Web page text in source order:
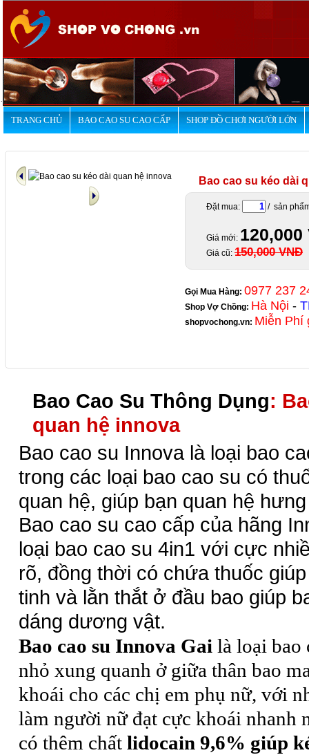
TRANG CHỦ BAO CAO SU CAO CẤP SHOP ĐỒ CHƠI NGƯỜI LỚN
Bao cao su kéo dài
Đặt mua: / sản
Giá mới: 120,000
Giá cũ: 150,000 VNĐ
Gọi Mua Hàng: 0977 237
Shop Vợ Chồng: Hà Nội -
shopvochong.vn: Miễn Phí
Bao Cao Su Thông Dụng:
quan hệ innova
Bao cao su Innova là loại bao
trong các loại bao cao su có
quan hệ, giúp bạn quan hệ
Bao cao su cao cấp của hãng
loại bao cao su 4in1 với cực
rõ, đồng thời có chứa thuốc
tinh và lằn thắt ở đầu bao giúp
dáng dương vật.
Bao cao su Innova Gai là loại bao
nhỏ xung quanh ở giữa thân bao
khoái cho các chị em phụ nữ, với
làm người nữ đạt cực khoái nhanh
có thêm chất lidocain 9,6% giúp